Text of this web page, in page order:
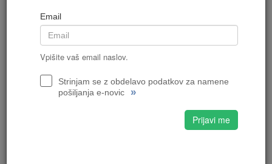
Email
Vpišite vaš email naslov.
Strinjam se z obdelavo podatkov za namene
pošiljanja e-novic
»
Prijavi me